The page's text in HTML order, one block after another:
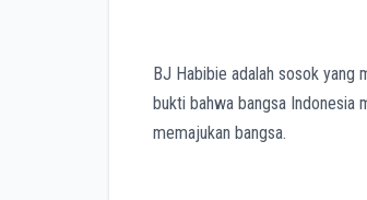
BJ Habibie adalah sosok yang
bukti bahwa bangsa Indonesia
memajukan bangsa.